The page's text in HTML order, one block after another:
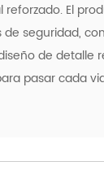
El
seguridad,
de detalle
pasar cada